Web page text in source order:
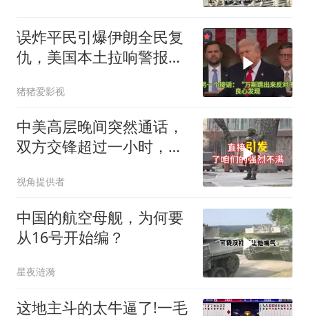
误炸平民引爆伊朗全民复
仇，美国本土拉响警报，
猪猪爱影视
中美高层晚间突然通话，
双方交锋超过一小时，美
视角提供者
中国的航空母舰，为何要
从16号开始编？
星夜涟漪
这地主斗的太牛逼了!一毛